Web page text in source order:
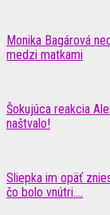
Monika Bagárová
medzi matkami
Šokujúca reakcia
naštvalo!
Sliepka im opäť
čo bolo vnútri....